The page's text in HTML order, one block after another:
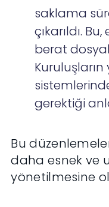
saklama
çıkarıldı.
berat
Kuruluşların
gerektiği
Bu
daha esnek ve
yönetilmesine